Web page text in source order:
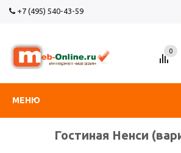
+7 (495) 540-43-59
МЕНЮ
0
Гостиная Ненси